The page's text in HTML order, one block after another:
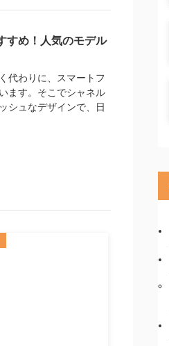
すめ！人気のモデル
代わりに、スマートフ
ます。そこでシャネル
シュなデザインで、日